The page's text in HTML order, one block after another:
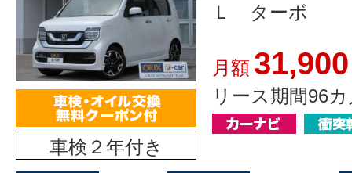
車検２年付き
Ｌ ターボ
月額 31,900
リース期間96